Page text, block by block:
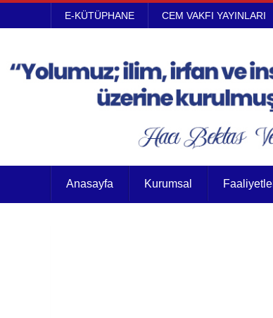
E-KÜTÜPHANE CEM VAKFI YAYINLARI
Anasayfa Kurumsal